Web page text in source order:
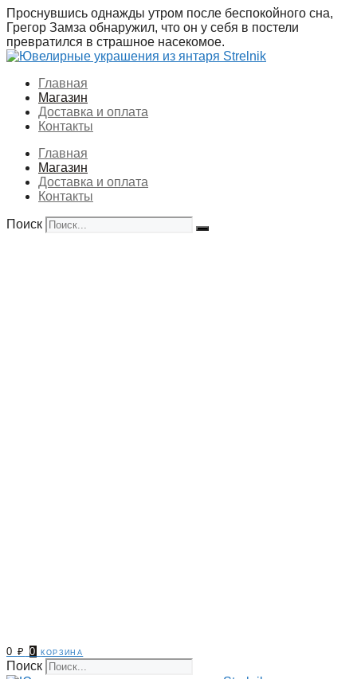
Перейти
к
содержимому
Проснувшись однажды утром после беспокойного сна,
Грегор Замза обнаружил, что он у себя в постели
превратился в страшное насекомое.
Главная
Магазин
Доставка и оплата
Контакты
Главная
Магазин
Доставка и оплата
Контакты
Поиск
0₽ 0 корзина
Поиск